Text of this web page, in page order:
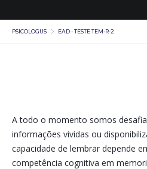
PSICOLOGUS EAD - TESTE TEM-R-2
A todo o momento somos
informações vividas ou
capacidade de lembrar depende
competência cognitiva em